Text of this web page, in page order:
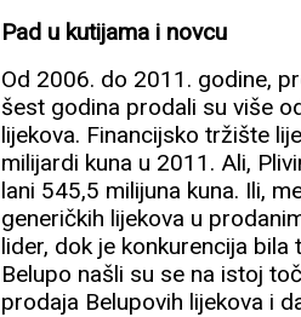
Pad u kutijama i novcu
Od 2006. do 2011. godine,
šest godina prodali su više
lijekova. Financijsko tržište
milijardi kuna u 2011. Ali,
lani 545,5 milijuna kuna. Ili,
generičkih lijekova u
lider, dok je konkurencija
Belupo našli su se na istoj
prodaja Belupovih lijekova i